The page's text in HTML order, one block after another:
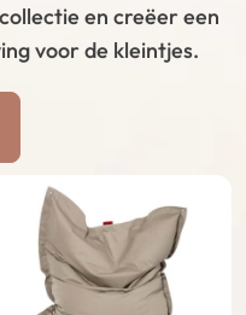
en creëer een
voor de kleintjes.